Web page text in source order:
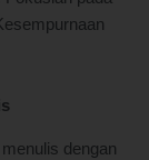
dengan